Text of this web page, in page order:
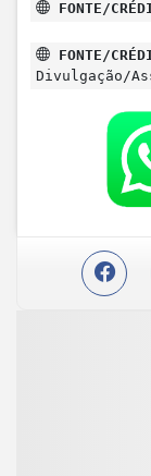
FONTE/
FONTE/
Divulgação/